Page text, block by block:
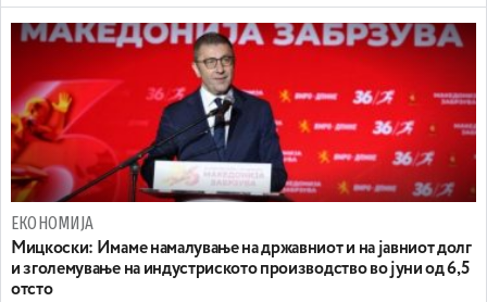
ЕКОНОМИЈА
Mицкоски: Имаме намалување на државниот и на јавниот долг
и зголемување на индустриското производство во јуни од 6,5
отсто